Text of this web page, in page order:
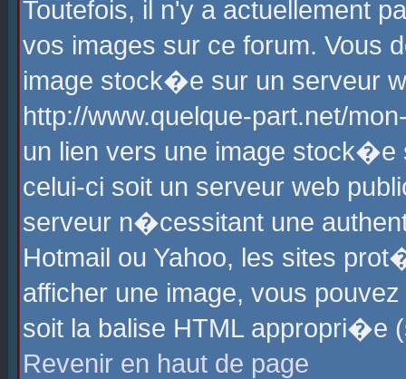
Toutefois, il n'y a actuellement
vos images sur ce forum. Vous
image stock�e sur un serveur
http://www.quelque-part.net/
un lien vers une image
celui-ci soit un serveur web
serveur n�cessitant une
Hotmail ou Yahoo, les sites
afficher une image, vous
soit la balise HTML
Revenir en haut de page